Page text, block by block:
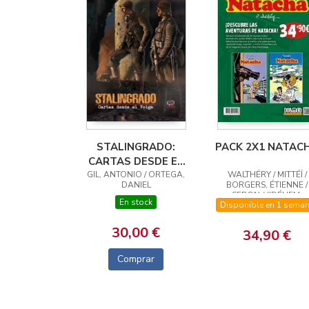
STALINGRADO:
CARTAS DESDE EL
VOLGA
GIL, ANTONIO / ORTEGA,
DANIEL
En stock
30,00 €
Comprar
PACK 2X1
WALTHÉRY / MITTÉÏ /
BORGERS, ÉTIENNE /
SERON / JIDÉHEM,
JIDÉHEM
Disponible en 1
34,90 €